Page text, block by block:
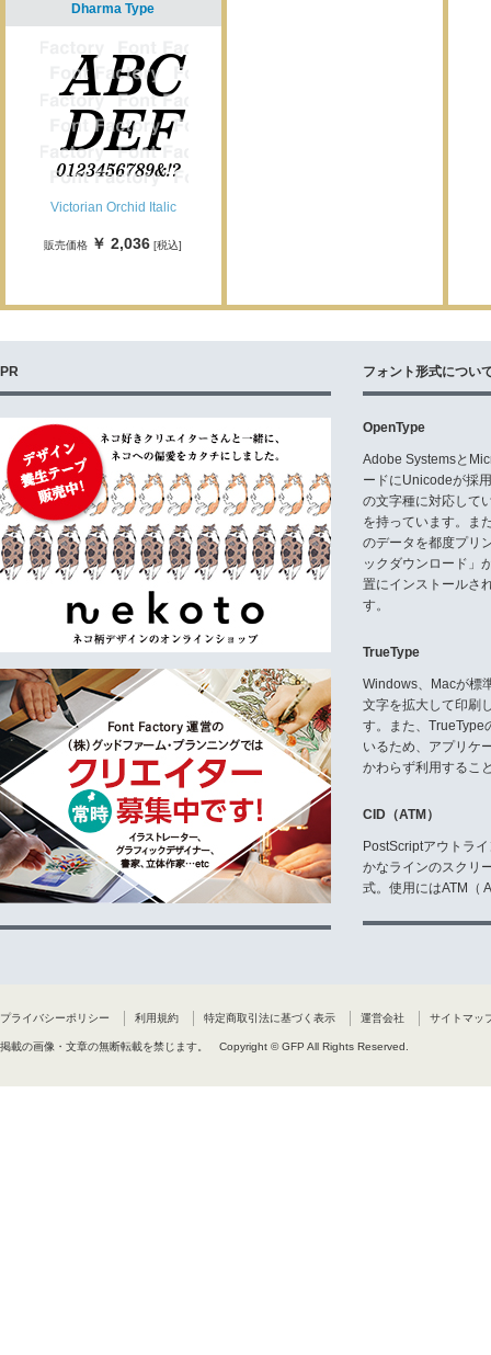
Dharma Type
Victorian Orchid Italic
販売価格 ￥ 2,036 [税込]
PR フォント形式につい
OpenType
Adobe Systemsと
ードにUnicodeが採
の文字種に対応して
を持っています。ま
のデータを都度プリ
ックダウンロード」
置にインストールさ
す。
TrueType
Windows、Macが標
文字を拡大して印刷
す。また、TrueType
いるため、アプリケ
かわらず利用するこ
CID（ATM）
PostScriptアウトラ
かなラインのスクリ
式。使用にはATM（
プライバシーポリシー 利用規約 特定商取引法に基づく表示 運営会社 サイトマッ
掲載の画像・文章の無断転載を禁じます。 Copyright © GFP All Rights Reserved.